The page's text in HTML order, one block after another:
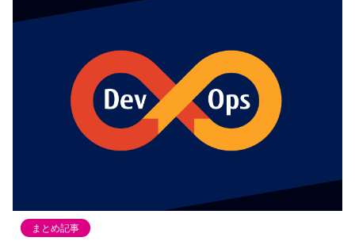
まとめ記事